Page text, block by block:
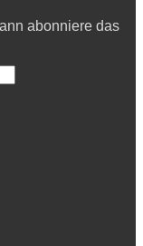
abonniere das